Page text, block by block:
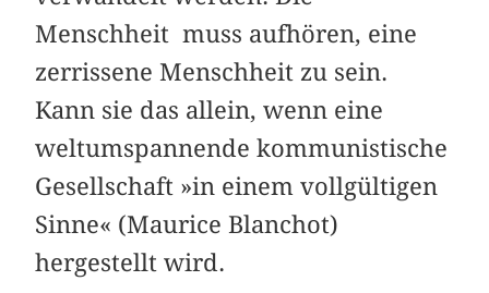
Menschheit muss aufhören, eine
zerrissene Menschheit zu sein.
Kann sie das allein, wenn eine
weltumspannende kommunistische
Gesellschaft »in einem vollgültigen
Sinne« (Maurice Blanchot)
hergestellt wird.